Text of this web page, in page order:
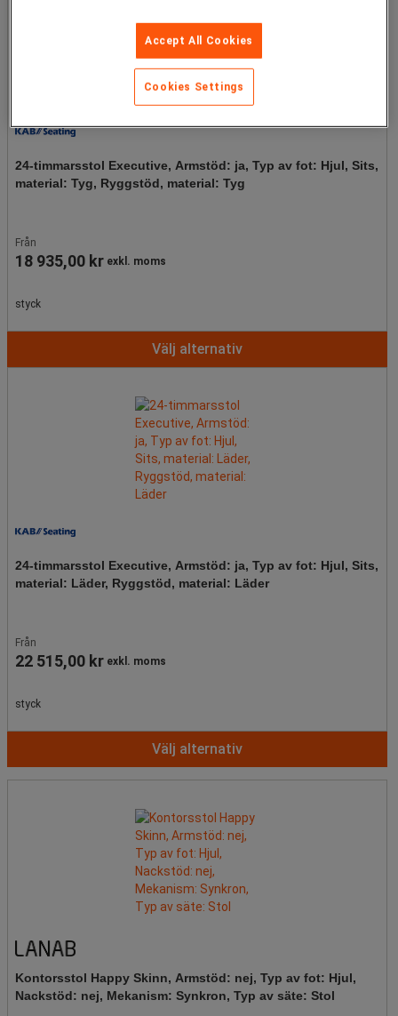
24-timmarsstol Executive, Armstöd: ja, Typ av fot: Hjul, Sits,
material: Tyg, Ryggstöd, material: Tyg
Från
18 935,00 kr exkl. moms
styck
Välj alternativ
24-timmarsstol Executive, Armstöd: ja, Typ av fot: Hjul, Sits,
material: Läder, Ryggstöd, material: Läder
Från
22 515,00 kr exkl. moms
styck
Välj alternativ
Kontorsstol Happy Skinn, Armstöd: nej, Typ av fot: Hjul,
Nackstöd: nej, Mekanism: Synkron, Typ av säte: Stol
Accept All Cookies
Cookies Settings